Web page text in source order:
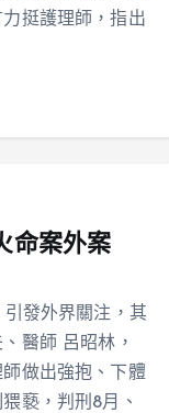
挺護理師，指出
命案外案
發外界關注，其
醫師 呂昭林，
做出強抱、下體
褻，判刑8月、